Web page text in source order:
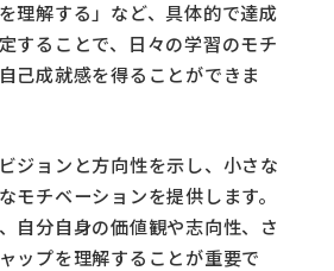
理解する」など、具体的で達成
することで、日々の学習のモチ
己成就感を得ることができま
ジョンと方向性を示し、小さな
モチベーションを提供します。
自分自身の価値観や志向性、さ
ップを理解することが重要で